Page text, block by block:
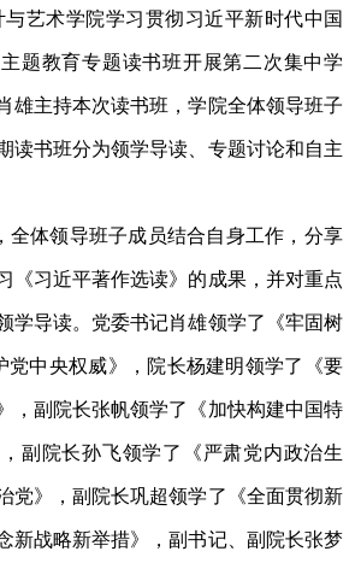
艺术学院学习贯彻习近平新时代中国
题教育专题读书班开展第二次集中学
雄主持本次读书班，学院全体领导班子
读书班分为领学导读、专题讨论和自主
全体领导班子成员结合自身工作，分享
《习近平著作选读》的成果，并对重点
学导读。党委书记肖雄领学了《牢固树
党中央权威》，院长杨建明领学了《要
，副院长张帆领学了《加快构建中国特
副院长孙飞领学了《严肃党内政治生
党》，副院长巩超领学了《全面贯彻新
新战略新举措》，副书记、副院长张梦